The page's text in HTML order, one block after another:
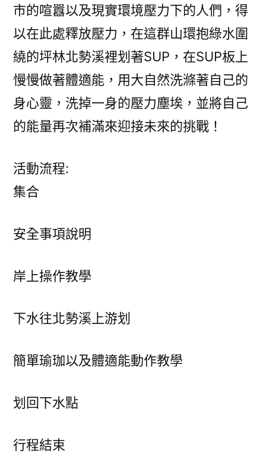
市的喧囂以及現實環境壓力下的人們，得
以在此處釋放壓力，在這群山環抱綠水圍
繞的坪林北勢溪裡划著SUP，在SUP板上
慢慢做著體適能，用大自然洗滌著自己的
身心靈，洗掉一身的壓力塵埃，並將自己
的能量再次補滿來迎接未來的挑戰！
活動流程:
集合
安全事項說明
岸上操作教學
下水往北勢溪上游划
簡單瑜珈以及體適能動作教學
划回下水點
行程結束